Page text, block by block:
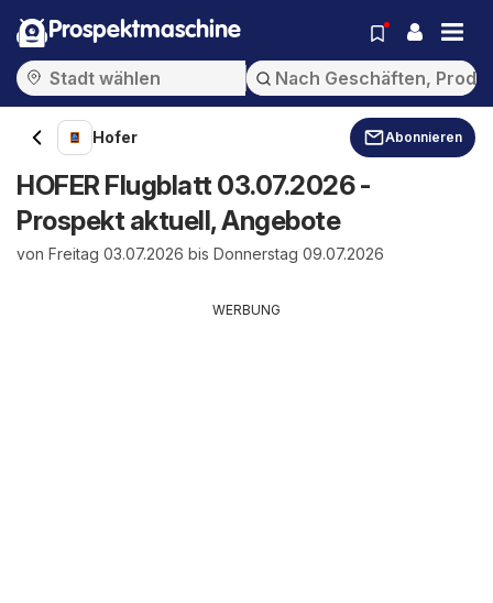
Prospektmaschine
Hofer Abonnieren
HOFER Flugblatt 03.07.2026 -
Prospekt aktuell, Angebote
von Freitag 03.07.2026 bis Donnerstag 09.07.2026
WERBUNG